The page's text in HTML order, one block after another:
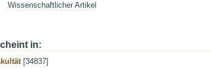
Wissenschaftlicher Artikel
in:
[34837]